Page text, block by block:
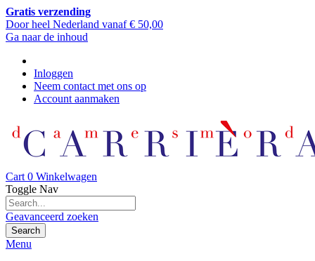
Gratis verzending
Door heel Nederland vanaf € 50,00
Ga naar de inhoud
Inloggen
Neem contact met ons op
Account aanmaken
Cart 0 Winkelwagen
Toggle Nav
Geavanceerd zoeken
Search
Menu